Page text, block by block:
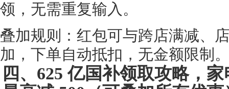
领，无需重复输入。
叠加规则：红包可与跨店满减、
加，下单自动抵扣，无金额限制
四、625 亿国补领取攻略，